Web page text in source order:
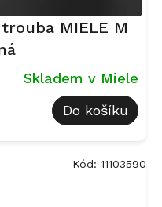
MIELE M
Skladem v Miele
Do košíku
Kód: 11103590